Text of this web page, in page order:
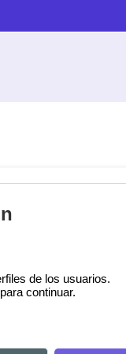
de los usuarios.
continuar.